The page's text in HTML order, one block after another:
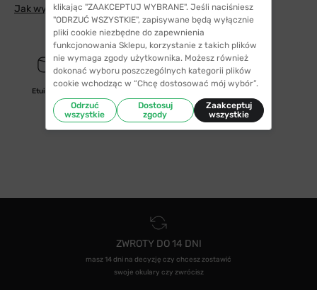
Jak wybrać odpowiedni rozmiar
Etui/woreczek
ZWROTY DO 14 DNI
masz 14 dni na decyzję czy chcesz zostawić
swoje okulary czy zwrócisz
klikając "ZAAKCEPTUJ WYBRANE". Jeśli naciśniesz
"ODRZUĆ WSZYSTKIE", zapisywane będą wyłącznie
pliki cookie niezbędne do zapewnienia
funkcjonowania Sklepu, korzystanie z takich plików
nie wymaga zgody użytkownika. Możesz również
dokonać wyboru poszczególnych kategorii plików
cookie wchodząc w “Chcę dostosować mój wybór”.
Odrzuć
wszystkie
Dostosuj
zgody
Zaakceptuj
wszystkie